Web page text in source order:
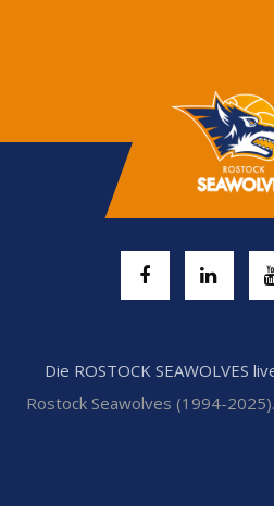
Die ROSTOCK SEAWOLVES
Rostock Seawolves (1994-